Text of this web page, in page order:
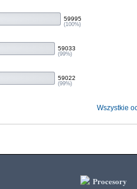
59995
(100%)
59033
(99%)
59022
(99%)
Wszystkie
Procesory